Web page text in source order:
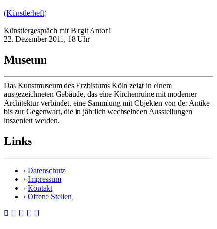
(Künstlerheft)
Künstlergespräch mit Birgit Antoni
22. Dezember 2011, 18 Uhr
Museum
Das Kunstmuseum des Erzbistums Köln zeigt in einem
ausgezeichneten Gebäude, das eine Kirchenruine mit moderner
Architektur verbindet, eine Sammlung mit Objekten von der Antike
bis zur Gegenwart, die in jährlich wechselnden Ausstellungen
inszeniert werden.
Links
› Datenschutz
› Impressum
› Kontakt
› Offene Stellen